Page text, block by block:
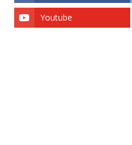
Youtube